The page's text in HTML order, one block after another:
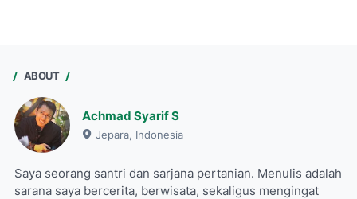
ABOUT
Achmad Syarif S
Jepara, Indonesia
Saya seorang santri dan sarjana pertanian. Menulis adalah
sarana saya bercerita, berwisata, sekaligus mengingat